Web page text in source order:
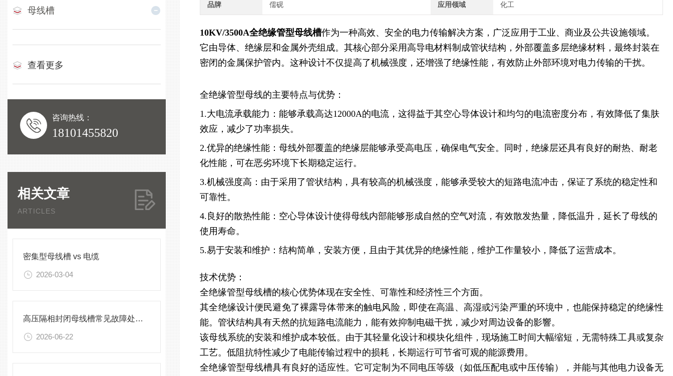
母线槽
查看更多
咨询热线：
18101455820
相关文章
ARTICLES
密集型母线槽 vs 电缆
2026-03-04
高压隔相封闭母线槽常见故障处理方案
2026-06-22
品牌 儒砚 应用领域 化工
10KV/3500A全绝缘管型母线槽作为一种高效、安全的电力传输解决方案，广泛应用于工业、商业及公共设施领域。
它由导体、绝缘层和金属外壳组成。其核心部分采用高导电材料制成管状结构，外部覆盖多层绝缘材料，最终封装在
密闭的金属保护管内。这种设计不仅提高了机械强度，还增强了绝缘性能，有效防止外部环境对电力传输的干扰。
全绝缘管型母线的主要特点与优势：
1.大电流承载能力：能够承载高达12000A的电流，这得益于其空心导体设计和均匀的电流密度分布，有效降低了集肤
效应，减少了功率损失。
2.优异的绝缘性能：母线外部覆盖的绝缘层能够承受高电压，确保电气安全。同时，绝缘层还具有良好的耐热、耐老
化性能，可在恶劣环境下长期稳定运行。
3.机械强度高：由于采用了管状结构，具有较高的机械强度，能够承受较大的短路电流冲击，保证了系统的稳定性和
可靠性。
4.良好的散热性能：空心导体设计使得母线内部能够形成自然的空气对流，有效散发热量，降低温升，延长了母线的
使用寿命。
5.易于安装和维护：结构简单，安装方便，且由于其优异的绝缘性能，维护工作量较小，降低了运营成本。
技术优势：
全绝缘管型母线槽的核心优势体现在安全性、可靠性和经济性三个方面。
其全绝缘设计便民避免了裸露导体带来的触电风险，即使在高温、高湿或污染严重的环境中，也能保持稳定的绝缘性
能。管状结构具有天然的抗短路电流能力，能有效抑制电磁干扰，减少对周边设备的影響。
该母线系统的安装和维护成本较低。由于其轻量化设计和模块化组件，现场施工时间大幅缩短，无需特殊工具或复杂
工艺。低阻抗特性减少了电能传输过程中的损耗，长期运行可节省可观的能源费用。
全绝缘管型母线槽具有良好的适应性。它可定制为不同电压等级（如低压配电或中压传输），并能与其他电力设备无